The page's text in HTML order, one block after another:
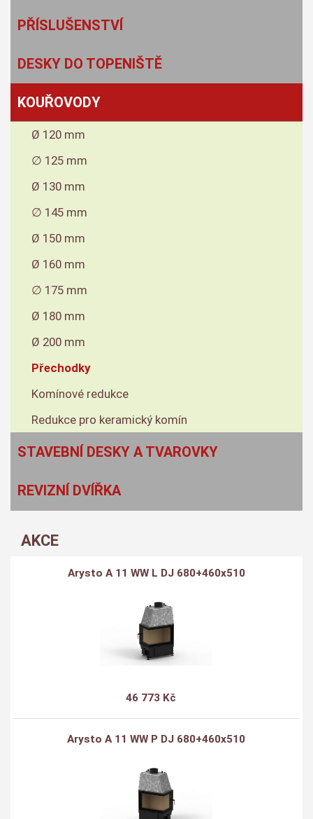
PŘÍSLUŠENSTVÍ
DESKY DO TOPENIŠTĚ
KOUŘOVODY
Ø 120 mm
∅ 125 mm
Ø 130 mm
∅ 145 mm
Ø 150 mm
Ø 160 mm
∅ 175 mm
Ø 180 mm
Ø 200 mm
Přechodky
Komínové redukce
Redukce pro keramický komín
STAVEBNÍ DESKY A TVAROVKY
REVIZNÍ DVÍŘKA
AKCE
Arysto A 11 WW L DJ 680+460x510
46 773 Kč
Arysto A 11 WW P DJ 680+460x510